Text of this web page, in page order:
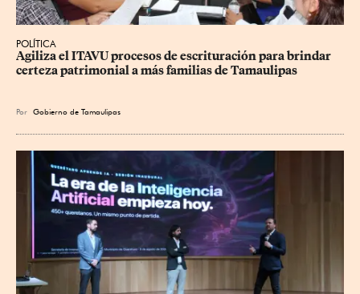
POLÍTICA
Agiliza el ITAVU procesos de escrituración para brindar
certeza patrimonial a más familias de Tamaulipas
Por Gobierno de Tamaulipas